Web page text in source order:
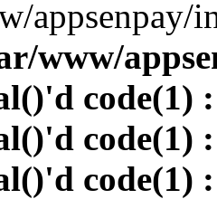
www/
code(1)
code(1)
code(1)